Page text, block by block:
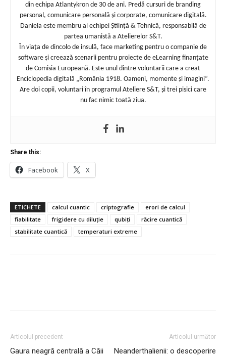
din echipa Atlantykron de 30 de ani. Predă cursuri de branding
personal, comunicare personală și corporate, comunicare digitală.
Daniela este membru al echipei Știință & Tehnică, responsabilă de
partea umanistă a Atelierelor S&T.
În viața de dincolo de insulă, face marketing pentru o companie de
software și creează scenarii pentru proiecte de eLearning finanțate
de Comisia Europeană. Este unul dintre voluntarii care a creat
Enciclopedia digitală „România 1918. Oameni, momente și imagini”.
Are doi copii, voluntari în programul Ateliere S&T, și trei pisici care
nu fac nimic toată ziua.
Share this:
Facebook X
ETICHETE calcul cuantic criptografie
erori de calcul
fiabilitate
frigidere cu diluție qubiți
răcire cuantică
stabilitate cuantică
temperaturi extreme
Articolul precedent
Gaura neagră centrală a Căii
Articolul următor
Neanderthalienii: o descoperire